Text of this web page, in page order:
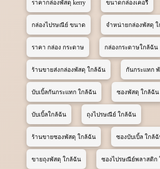
ราคากล่องพัสดุ kerry ขนาดกล่องเคอรี่
กล่องไปรษณีย์ ขนาด จําหน่ายกล่องพัสดุ
ราคา กล่อง กระดาษ กล่องกระดาษใกล้ฉัน
ร้านขายส่งกล่องพัสดุ ใกล้ฉัน กันกระแทก
บับเบิ้ลกันกระแทก ใกล้ฉัน ซองพัสดุ ใกล้ฉัน
บับเบิ้ลใกล้ฉัน ถุงไปรษณีย์ ใกล้ฉัน
ร้านขายซองพัสดุ ใกล้ฉัน ซองบับเบิ้ล ใกล้
ขายถุงพัสดุ ใกล้ฉัน ซองไปรษณีย์พลาสติก